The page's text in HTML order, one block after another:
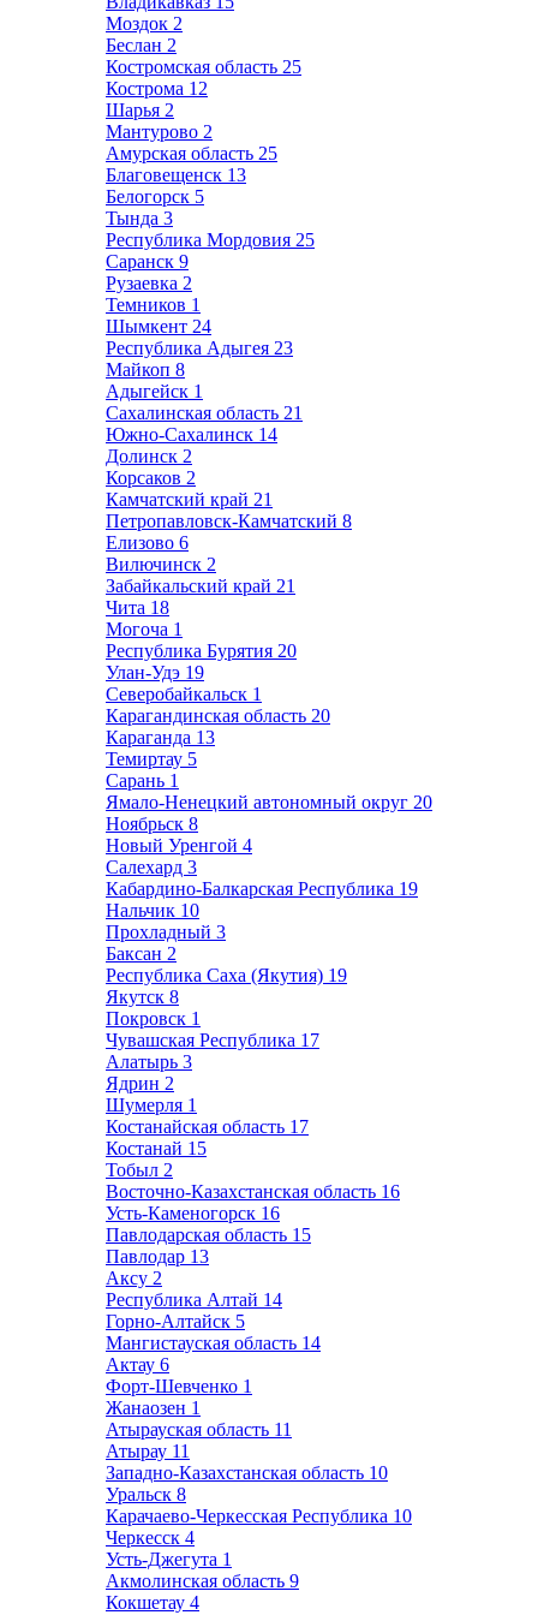
Моздок 2
Беслан 2
Костромская область 25
Кострома 12
Шарья 2
Мантурово 2
Амурская область 25
Благовещенск 13
Белогорск 5
Тында 3
Республика Мордовия 25
Саранск 9
Рузаевка 2
Темников 1
Шымкент 24
Республика Адыгея 23
Майкоп 8
Адыгейск 1
Сахалинская область 21
Южно-Сахалинск 14
Долинск 2
Корсаков 2
Камчатский край 21
Петропавловск-Камчатский 8
Елизово 6
Вилючинск 2
Забайкальский край 21
Чита 18
Могоча 1
Республика Бурятия 20
Улан-Удэ 19
Северобайкальск 1
Карагандинская область 20
Караганда 13
Темиртау 5
Сарань 1
Ямало-Ненецкий автономный округ 20
Ноябрьск 8
Новый Уренгой 4
Салехард 3
Кабардино-Балкарская Республика 19
Нальчик 10
Прохладный 3
Баксан 2
Республика Саха (Якутия) 19
Якутск 8
Покровск 1
Чувашская Республика 17
Алатырь 3
Ядрин 2
Шумерля 1
Костанайская область 17
Костанай 15
Тобыл 2
Восточно-Казахстанская область 16
Усть-Каменогорск 16
Павлодарская область 15
Павлодар 13
Аксу 2
Республика Алтай 14
Горно-Алтайск 5
Мангистауская область 14
Актау 6
Форт-Шевченко 1
Жанаозен 1
Атырауская область 11
Атырау 11
Западно-Казахстанская область 10
Уральск 8
Карачаево-Черкесская Республика 10
Черкесск 4
Усть-Джегута 1
Акмолинская область 9
Кокшетау 4